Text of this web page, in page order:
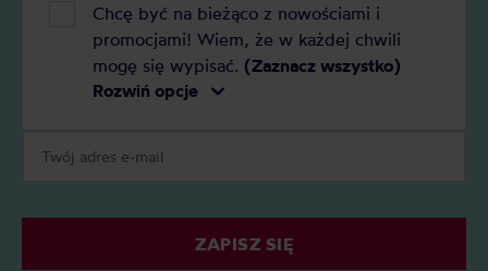
Chcę być na bieżąco z nowościami i
promocjami! Wiem, że w każdej chwili
mogę się wypisać. (Zaznacz wszystko)
Rozwiń opcje
ZAPISZ SIĘ